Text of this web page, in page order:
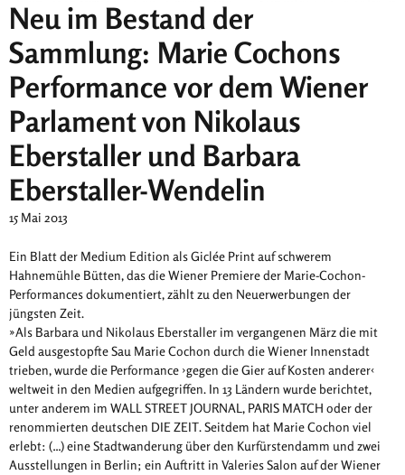
Neu im Bestand der
Sammlung: Marie Cochons
Performance vor dem Wiener
Parlament von Nikolaus
Eberstaller und Barbara
Eberstaller-Wendelin
15 Mai 2013
Ein Blatt der Medium Edition als Giclée Print auf schwerem
Hahnemühle Bütten, das die Wiener Premiere der Marie-Cochon-
Performances dokumentiert, zählt zu den Neuerwerbungen der
jüngsten Zeit.
»Als Barbara und Nikolaus Eberstaller im vergangenen März die mit
Geld ausgestopfte Sau Marie Cochon durch die Wiener Innenstadt
trieben, wurde die Performance ›gegen die Gier auf Kosten anderer‹
weltweit in den Medien aufgegriffen. In 13 Ländern wurde berichtet,
unter anderem im WALL STREET JOURNAL, PARIS MATCH oder der
renommierten deutschen DIE ZEIT. Seitdem hat Marie Cochon viel
erlebt: (…) eine Stadtwanderung über den Kurfürstendamm und zwei
Ausstellungen in Berlin; ein Auftritt in Valeries Salon auf der Wiener